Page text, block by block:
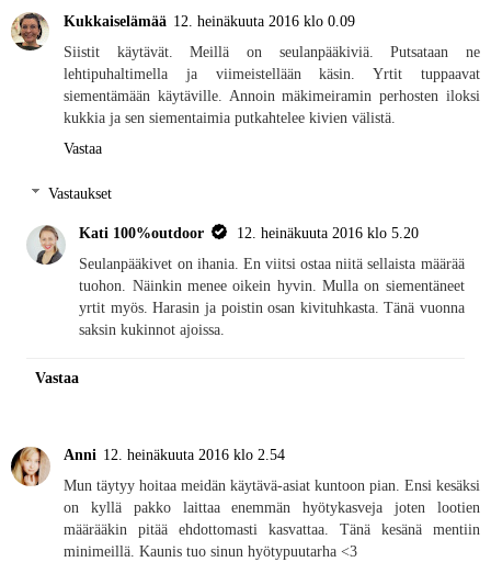
Kukkaiselämää 12. heinäkuuta 2016 klo 0.09
Siistit käytävät. Meillä on seulanpääkiviä. Putsataan ne
lehtipuhaltimella ja viimeistellään käsin. Yrtit tuppaavat
siementämään käytäville. Annoin mäkimeiramin perhosten iloksi
kukkia ja sen siementaimia putkahtelee kivien välistä.
Vastaa
Vastaukset
Kati 100%outdoor
12. heinäkuuta 2016 klo 5.20
Seulanpääkivet on ihania. En viitsi ostaa niitä sellaista määrää
tuohon. Näinkin menee oikein hyvin. Mulla on siementäneet
yrtit myös. Harasin ja poistin osan kivituhkasta. Tänä vuonna
saksin kukinnot ajoissa.
Vastaa
Anni 12. heinäkuuta 2016 klo 2.54
Mun täytyy hoitaa meidän käytävä-asiat kuntoon pian. Ensi kesäksi
on kyllä pakko laittaa enemmän hyötykasveja joten lootien
määrääkin pitää ehdottomasti kasvattaa. Tänä kesänä mentiin
minimeillä. Kaunis tuo sinun hyötypuutarha <3